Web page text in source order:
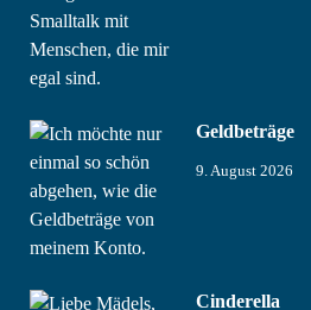
Geldbeträge
9. August 2026
Cinderella